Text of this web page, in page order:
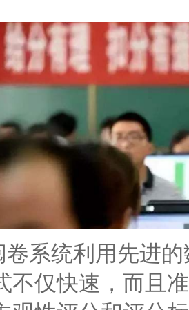
系统利用先进的
不仅快速，而且